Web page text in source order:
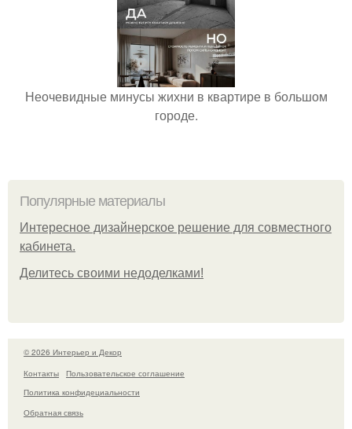
Неочевидные минусы жихни в квартире в большом
городе.
Популярные материалы
Интересное дизайнерское решение для совместного
кабинета.
Делитесь своими недоделками!
© 2026 Интерьер и Декор
Контакты
Пользовательское соглашение
Политика конфидециальности
Обратная связь